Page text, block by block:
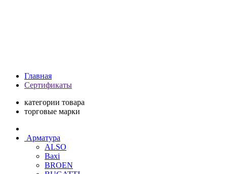
Главная
Сертификаты
категории товара
торговые марки
Арматура
ALSO
Baxi
BROEN